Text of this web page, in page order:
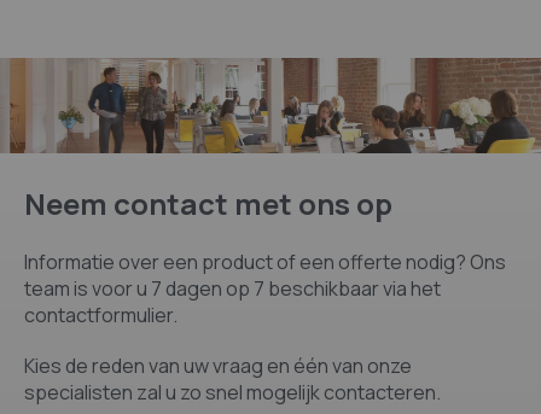
Neem contact met ons op
Informatie over een product of een offerte nodig? Ons
team is voor u 7 dagen op 7 beschikbaar via het
contactformulier.
Kies de reden van uw vraag en één van onze
specialisten zal u zo snel mogelijk contacteren.